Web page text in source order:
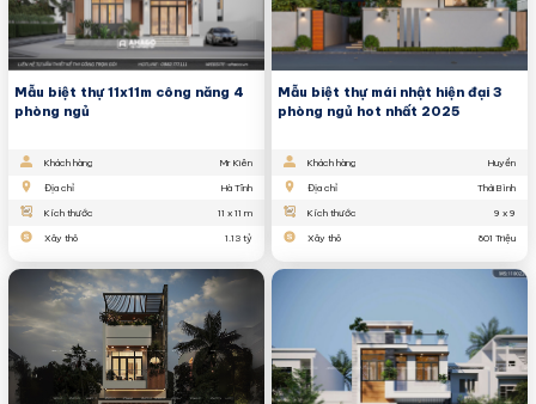
Mẫu biệt thự 11x11m công năng 4
phòng ngủ
Khách hàng Mr Kiên
Địa chỉ Hà Tĩnh
Kích thước 11 x 11 m
Xây thô 1.13 tỷ
Mẫu biệt thự mái nhật hiện đại 3
phòng ngủ hot nhất 2025
Khách hàng Huyền
Địa chỉ Thái Bình
Kích thước 9 x 9
Xây thô 801 Triệu